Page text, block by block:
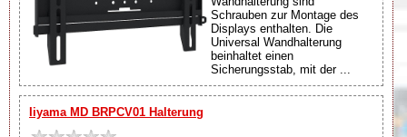
Schrauben zur Montage des
Displays enthalten. Die
Universal Wandhalterung
beinhaltet einen
Sicherungsstab, mit der ...
Iiyama MD BRPCV01 Halterung